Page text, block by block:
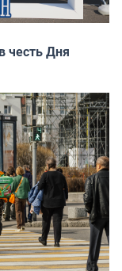
честь Дня